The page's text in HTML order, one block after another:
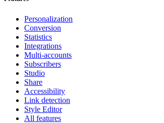
Personalization
Conversion
Statistics
Integrations
Multi-accounts
Subscribers
Studio
Share
Accessibility
Link detection
Style Editor
All features